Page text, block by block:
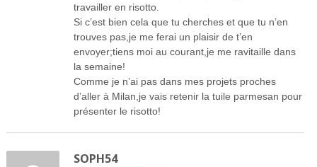
travailler en risotto.
Si c’est bien cela que tu cherches et que tu n’en
trouves pas,je me ferai un plaisir de t’en
envoyer;tiens moi au courant,je me ravitaille dans
la semaine!
Comme je n’ai pas dans mes projets proches
d’aller à Milan,je vais retenir la tuile parmesan pour
présenter le risotto!
SOPH54